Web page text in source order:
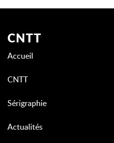
CNTT
Accueil
CNTT
Sérigraphie
Actualités